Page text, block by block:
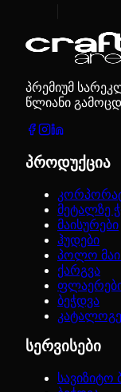
პრემიუმ
წლიანი
პროდუქცია
მეტალზე
მაისურები
ჰუდები
პოლო
ქარგვა
ბეჭდვა
სერვისები
სავიზიტო